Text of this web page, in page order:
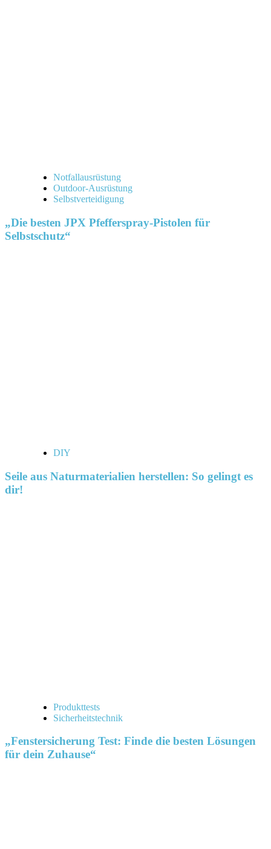
Notfallausrüstung
Outdoor-Ausrüstung
Selbstverteidigung
„Die besten JPX Pfefferspray-Pistolen für
Selbstschutz“
DIY
Seile aus Naturmaterialien herstellen: So gelingt es
dir!
Produkttests
Sicherheitstechnik
„Fenstersicherung Test: Finde die besten Lösungen
für dein Zuhause“